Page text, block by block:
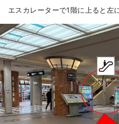
エスカレーターで1階に上ると左